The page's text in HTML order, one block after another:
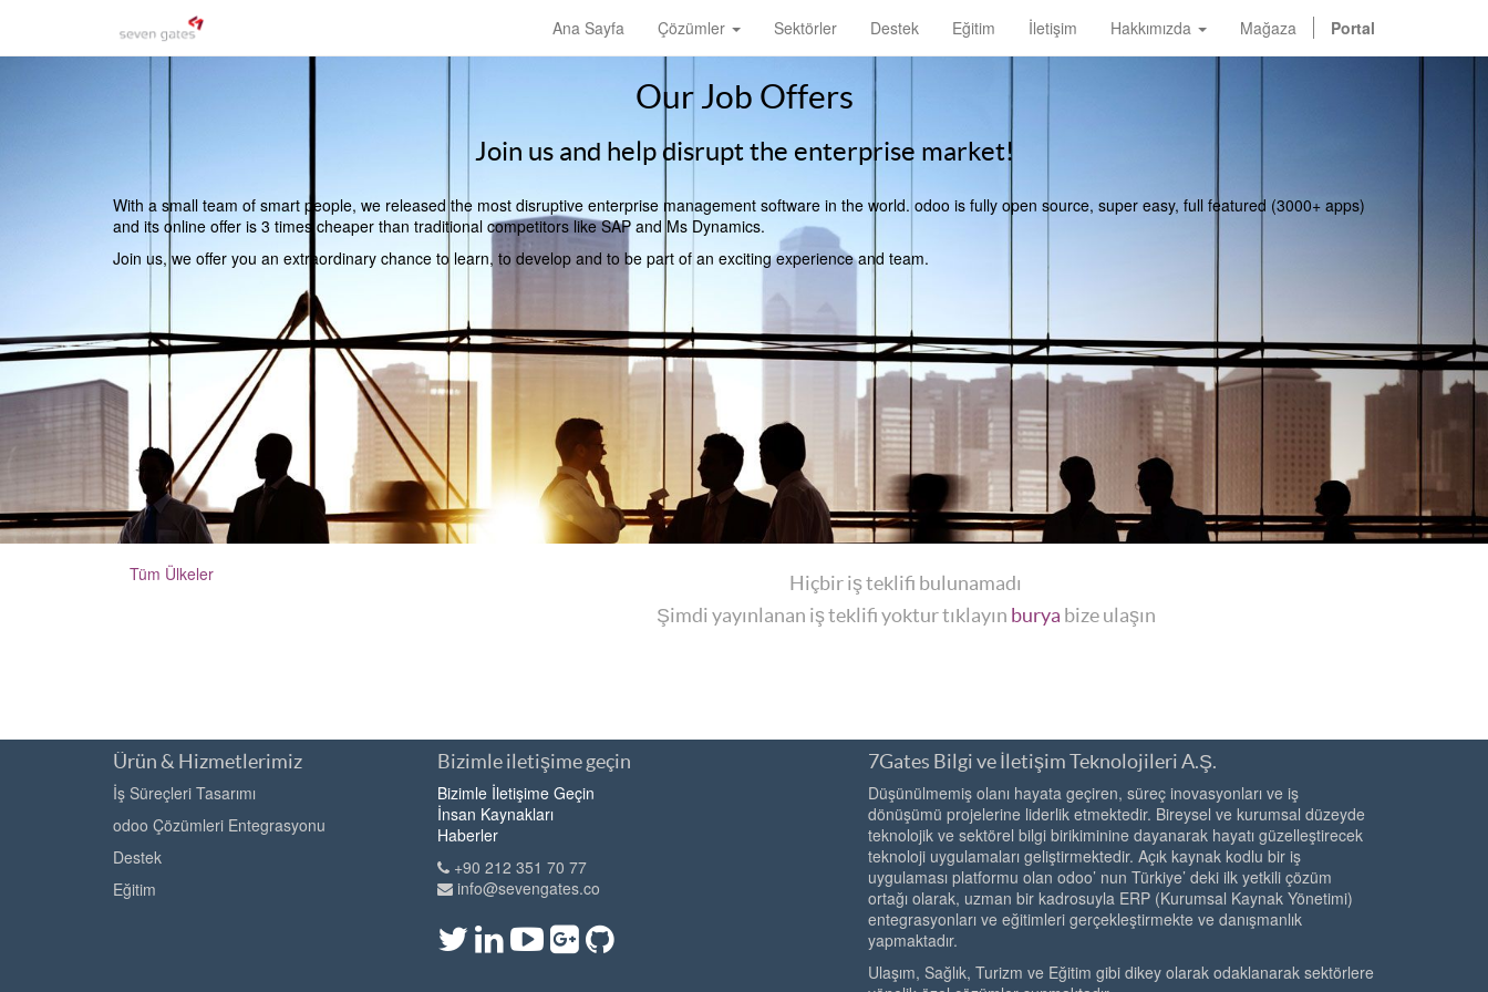
Ana Sayfa Çözümler Sektörler Destek Eğitim İletişim Hakkımızda Mağaza Portal
Our Job Offers
Join us and help disrupt the enterprise market!
With a small team of smart people, we released the most disruptive enterprise management software in the world. odoo is fully open source, super easy, full featured (3000+ apps)
and its online offer is 3 times cheaper than traditional competitors like SAP and Ms Dynamics.
Join us, we offer you an extraordinary chance to learn, to develop and to be part of an exciting experience and team.
Tüm Ülkeler
Hiçbir iş teklifi bulunamadı
Şimdi yayınlanan iş teklifi yoktur tıklayın burya bize ulaşın
Ürün & Hizmetlerimiz
İş Süreçleri Tasarımı
odoo Çözümleri Entegrasyonu
Destek
Eğitim
Bizimle iletişime geçin
Bizimle İletişime Geçin
İnsan Kaynakları
Haberler
+90 212 351 70 77
info@sevengates.co
7Gates Bilgi ve İletişim Teknolojileri A.Ş.
Düşünülmemiş olanı hayata geçiren, süreç inovasyonları ve iş
dönüşümü projelerine liderlik etmektedir. Bireysel ve kurumsal düzeyde
teknolojik ve sektörel bilgi birikiminine dayanarak hayatı güzelleştirecek
teknoloji uygulamaları geliştirmektedir. Açık kaynak kodlu bir iş
uygulaması platformu olan odoo’ nun Türkiye’ deki ilk yetkili çözüm
ortağı olarak, uzman bir kadrosuyla ERP (Kurumsal Kaynak Yönetimi)
entegrasyonları ve eğitimleri gerçekleştirmekte ve danışmanlık
yapmaktadır.
Ulaşım, Sağlık, Turizm ve Eğitim gibi dikey olarak odaklanarak sektörlere